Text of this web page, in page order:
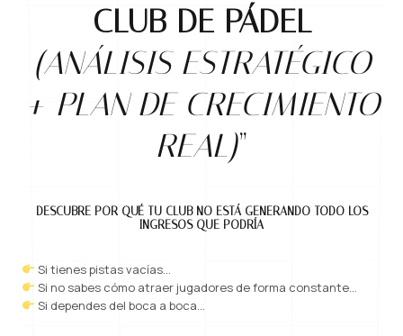
CLUB DE PÁDEL
(ANÁLISIS ESTRATÉGICO
+ PLAN DE CRECIMIENTO
REAL)”
DESCUBRE POR QUÉ TU CLUB NO ESTÁ GENERANDO TODO LOS
INGRESOS QUE PODRÍA
Si tienes pistas vacías…
Si no sabes cómo atraer jugadores de forma constante…
Si dependes del boca a boca…